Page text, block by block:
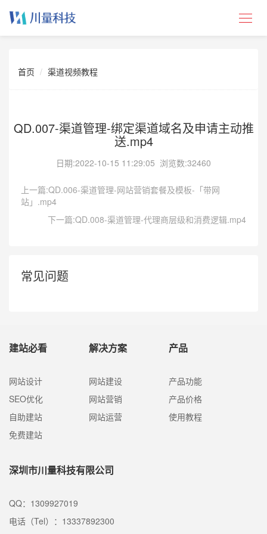
首页 渠道视频教程
QD.007-渠道管理-绑定渠道域名及申请主动推
送.mp4
日期:2022-10-15 11:29:05 浏览数:32460
上一篇:QD.006-渠道管理-网站营销套餐及模板-「带网
站」.mp4
下一篇:QD.008-渠道管理-代理商层级和消费逻辑.mp4
常见问题
建站必看
网站设计
SEO优化
自助建站
免费建站
解决方案
网站建设
网站营销
网站运营
产品
产品功能
产品价格
使用教程
深圳市川量科技有限公司
QQ：1309927019
电话（Tel）：13337892300